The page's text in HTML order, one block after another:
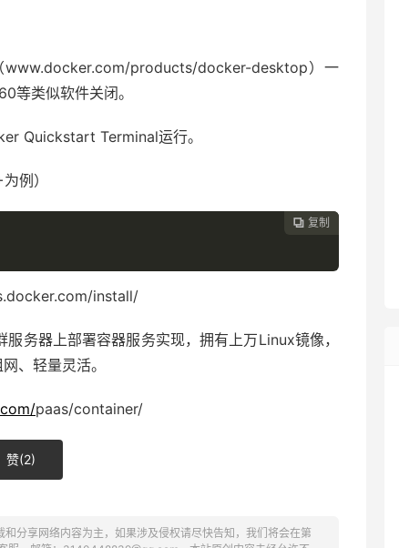
products/docker-desktop）一
等类似软件关闭。
Quickstart Terminal运行。
例）
 复制
install/
务器上部署容器服务实现，拥有上万Linux镜像，
、轻量灵活。
paas/container/
赞(2)
分享网络内容为主，如果涉及侵权请尽快告知，我们将会在第